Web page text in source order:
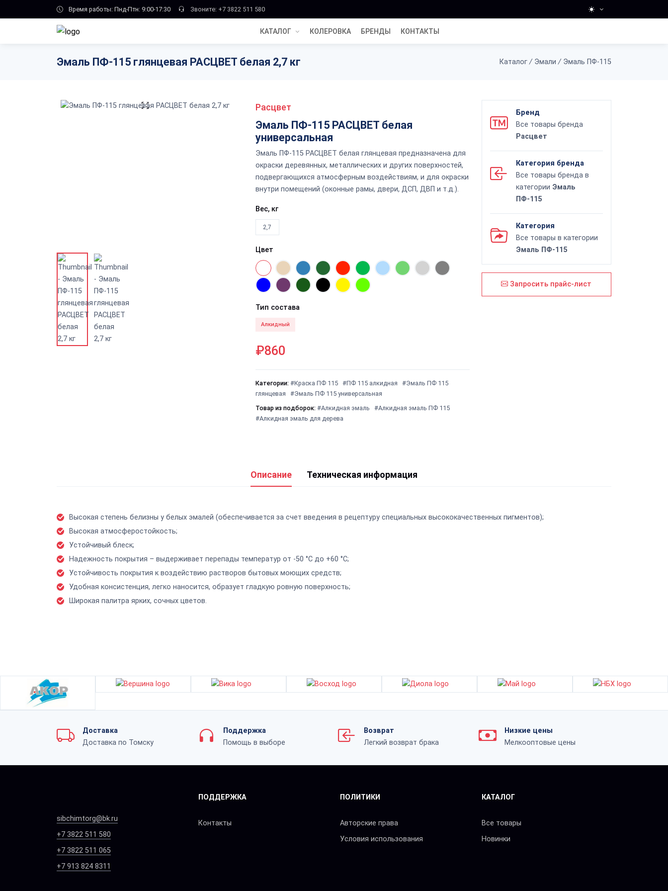
Skip to main contentВремя работы: Пнд-Птн: 9:00-17:30 Звоните: +7 3822 511 580
КАТАЛОГ КОЛЕРОВКА БРЕНДЫ КОНТАКТЫ
Эмаль ПФ-115 глянцевая РАСЦВЕТ белая 2,7 кг Каталог / Эмали / Эмаль ПФ-115
Расцвет
Эмаль ПФ-115 РАСЦВЕТ белая
универсальная
Эмаль ПФ-115 РАСЦВЕТ белая глянцевая предназначена для
окраски деревянных, металлических и других поверхностей,
подвергающихся атмосферным воздействиям, и для окраски
внутри помещений (оконные рамы, двери, ДСП, ДВП и т.д.).
Вес, кг
2,7
Цвет
Тип состава
Алкидный
₽860
Категории: #Краска ПФ 115 #ПФ 115 алкидная
#Эмаль ПФ 115
глянцевая
#Эмаль ПФ 115 универсальная
Товар из подборок: #Алкидная эмаль
#Алкидная эмаль ПФ 115
#Алкидная эмаль для дерева
Бренд
Все товары бренда
Расцвет
Категория бренда
Все товары бренда в
категории Эмаль
ПФ-115
Категория
Все товары в категории
Эмаль ПФ-115
Запросить прайс-лист
Описание Техническая информация
Высокая степень белизны у белых эмалей (обеспечивается за счет введения в рецептуру специальных высококачественных пигментов);
Высокая атмосферостойкость;
Устойчивый блеск;
Надежность покрытия – выдерживает перепады температур от -50 °С до +60 °С;
Устойчивость покрытия к воздействию растворов бытовых моющих средств;
Удобная консистенция, легко наносится, образует гладкую ровную поверхность;
Широкая палитра ярких, сочных цветов.
Доставка
Доставка по Томску
Поддержка
Помощь в выборе
Возврат
Легкий возврат брака
Низкие цены
Мелкооптовые цены
sibchimtorg@bk.ru
+7 3822 511 580
+7 3822 511 065
+7 913 824 8311
ПОДДЕРЖКА
Контакты
ПОЛИТИКИ
Авторские права
Условия использования
КАТАЛОГ
Все товары
Новинки